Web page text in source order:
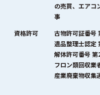
の売買、エアコ
事
資格許可
古物許可証番号
遺品整理士認定
解体許可番号
フロン類回収業
産業廃棄物収